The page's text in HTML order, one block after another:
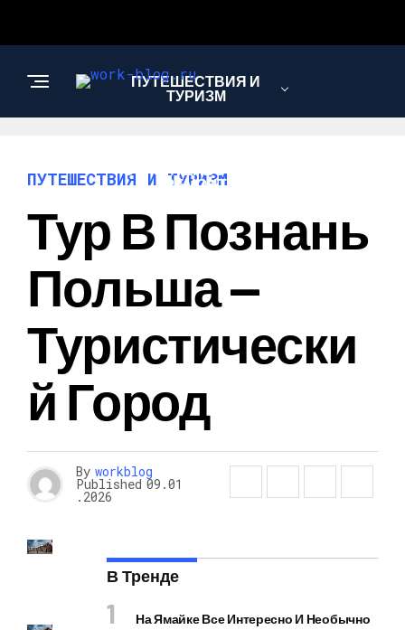
ПУТЕШЕСТВИЯ И
ТУРИЗМ
СТРОИТЕЛЬСТВО И
РЕМОНТ
ПУТЕШЕСТВИЯ И ТУРИЗМ
Тур В Познань
Польша —
Туристически
Й Город
By workblog
Published 09.01
.2026
В Тренде
На Ямайке Все Интересно И Необычно